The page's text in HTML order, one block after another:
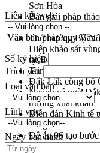
Sơn Hòa
Bàn giải pháp
triển khai quy
Thứ trưởng Bộ
Hiệp khảo sát
tại Đắk Lắk
Trình diễn nghệ
Đắk Lắk công bố
Ngành cá ngừ
trường xuất khẩu
Diễn đàn Kinh tế
công tư
Đề án 06 tạo
tỉnh Đắk Lắk
Liên kết web
Văn bản pháp quy Văn
Số ký hiệu
Trích yếu
Loại văn bản
Lĩnh vực
Ngày ban hành